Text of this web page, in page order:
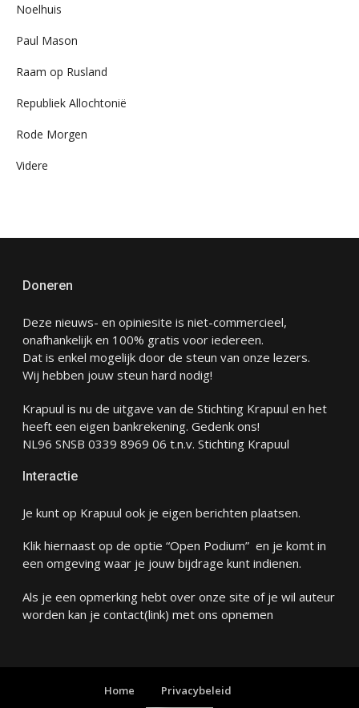
Noelhuis
Paul Mason
Raam op Rusland
Republiek Allochtonië
Rode Morgen
Videre
Doneren
Deze nieuws- en opiniesite is niet-commercieel,
onafhankelijk en 100% gratis voor iedereen.
Dat is enkel mogelijk door de steun van onze lezers.
Wij hebben jouw steun hard nodig!
Krapuul is nu de uitgave van de Stichting Krapuul en het
heeft een eigen bankrekening. Gedenk ons!
NL96 SNSB 0339 8969 06 t.n.v. Stichting Krapuul
Interactie
Je kunt op Krapuul ook je eigen berichten plaatsen.
Klik hiernaast op de optie “Open Podium” en je komt in
een omgeving waar je jouw bijdrage kunt indienen.
Als je een opmerking hebt over onze site of je wil auteur
worden kan je contact(link) met ons opnemen
Home Privacybeleid